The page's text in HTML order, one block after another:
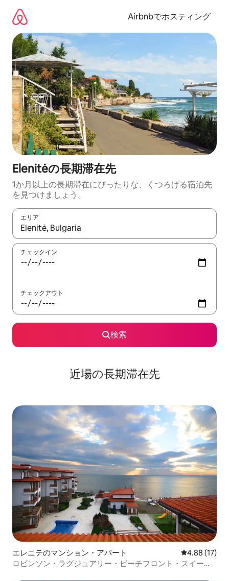
Airbnbでホスティング
Elenitėの長期滞在先
1か月以上の長期滞在にぴったりな、くつろげる宿泊先
を見つけましょう。
エリア
検索結果が表示されたら、上下の矢印キーを使って移動するか
チェックイン
チェックアウト
検索
近場の長期滞在先
エレニテのマンション・アパート レビュー17
4.88 (17)
ロビンソン・ラグジュアリー・ビーチフロント・スイート